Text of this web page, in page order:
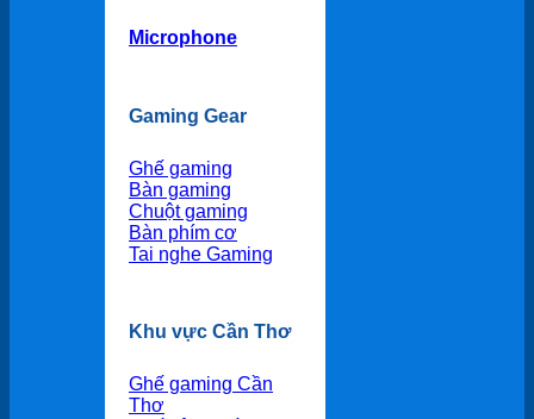
Microphone
Gaming Gear
Ghế gaming
Bàn gaming
Chuột gaming
Bàn phím cơ
Tai nghe Gaming
Khu vực Cần Thơ
Ghế gaming Cần
Thơ